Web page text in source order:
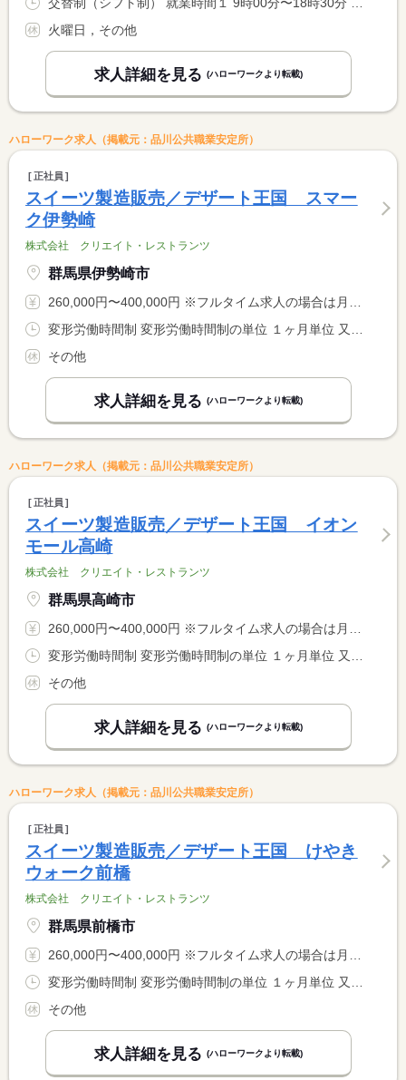
火曜日，その他
求人詳細を見る (ハローワークより転載)
ハローワーク求人（掲載元：品川公共職業安定所）
正社員
スイーツ製造販売／デザート王国 スマー
ク伊勢崎
株式会社 クリエイト・レストランツ
群馬県伊勢崎市
260,000円〜400,000円 ※フルタイム求人の場合は月額（換算額）、パート求人の場合は時間額を表示しています。
その他
求人詳細を見る (ハローワークより転載)
ハローワーク求人（掲載元：品川公共職業安定所）
正社員
スイーツ製造販売／デザート王国 イオン
モール高崎
株式会社 クリエイト・レストランツ
群馬県高崎市
260,000円〜400,000円 ※フルタイム求人の場合は月額（換算額）、パート求人の場合は時間額を表示しています。
その他
求人詳細を見る (ハローワークより転載)
ハローワーク求人（掲載元：品川公共職業安定所）
正社員
スイーツ製造販売／デザート王国 けやき
ウォーク前橋
株式会社 クリエイト・レストランツ
群馬県前橋市
260,000円〜400,000円 ※フルタイム求人の場合は月額（換算額）、パート求人の場合は時間額を表示しています。
その他
求人詳細を見る (ハローワークより転載)